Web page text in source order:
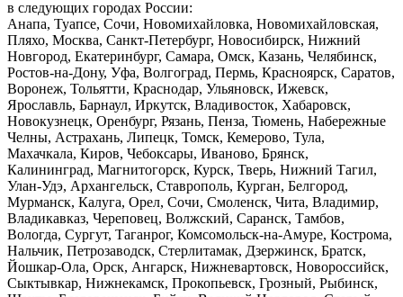
в следующих городах России:
Анапа, Туапсе, Сочи, Новомихайловка, Новомихайловская,
Пляхо, Москва, Санкт-Петербург, Новосибирск, Нижний
Новгород, Екатеринбург, Самара, Омск, Казань, Челябинск,
Ростов-на-Дону, Уфа, Волгоград, Пермь, Красноярск, Саратов,
Воронеж, Тольятти, Краснодар, Ульяновск, Ижевск,
Ярославль, Барнаул, Иркутск, Владивосток, Хабаровск,
Новокузнецк, Оренбург, Рязань, Пенза, Тюмень, Набережные
Челны, Астрахань, Липецк, Томск, Кемерово, Тула,
Махачкала, Киров, Чебоксары, Иваново, Брянск,
Калининград, Магнитогорск, Курск, Тверь, Нижний Тагил,
Улан-Удэ, Архангельск, Ставрополь, Курган, Белгород,
Мурманск, Калуга, Орел, Сочи, Смоленск, Чита, Владимир,
Владикавказ, Череповец, Волжский, Саранск, Тамбов,
Вологда, Сургут, Таганрог, Комсомольск-на-Амуре, Кострома,
Нальчик, Петрозаводск, Стерлитамак, Дзержинск, Братск,
Йошкар-Ола, Орск, Ангарск, Нижневартовск, Новороссийск,
Сыктывкар, Нижнекамск, Прокопьевск, Грозный, Рыбинск,